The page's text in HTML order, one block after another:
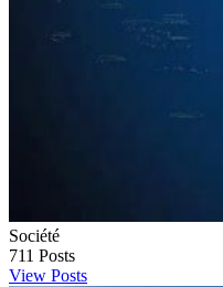
Société
711 Posts
View Posts